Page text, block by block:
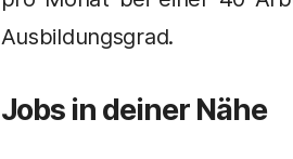
Ausbildungsgrad.
Jobs in deiner Nähe